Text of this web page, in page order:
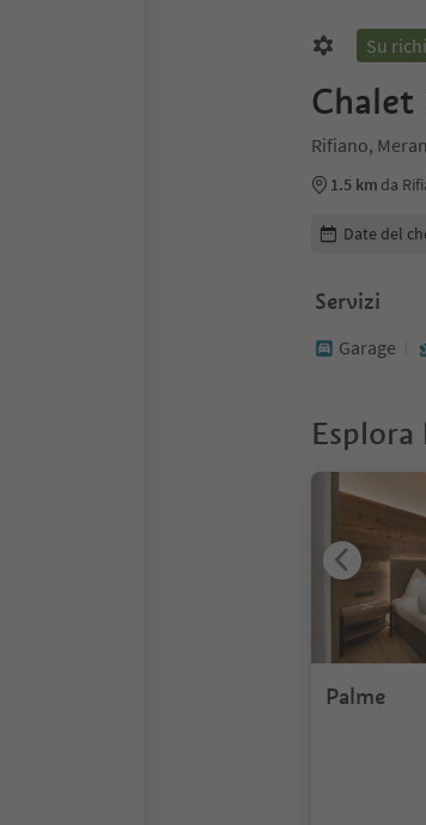
Su
Rifiano,
1.5 km da
Modifica i
Date del
Servizi
Garage
Esplora
Palme